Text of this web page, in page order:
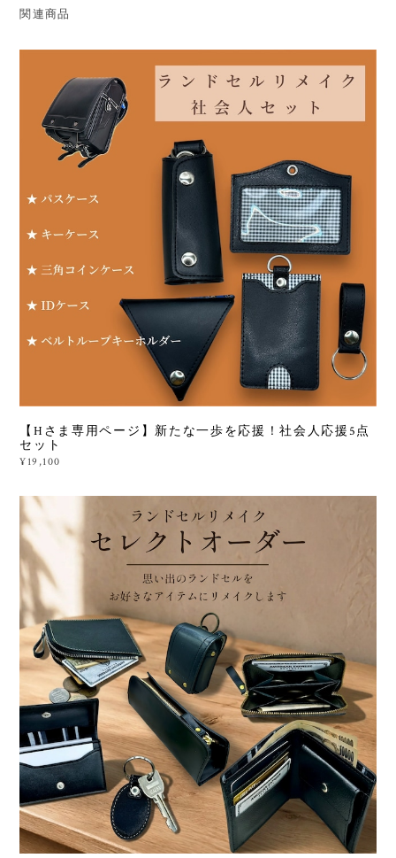
関連商品
【Hさま専用ページ】新たな一歩を応援！社会人応援5点
セット
¥19,100